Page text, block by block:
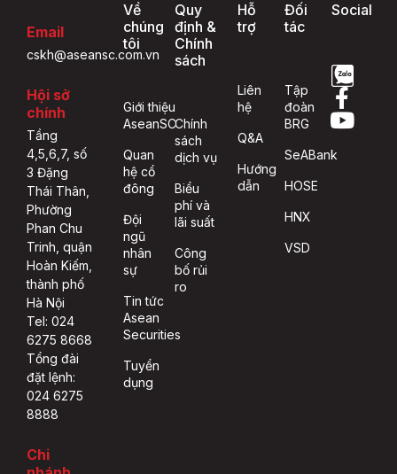
Email
cskh@aseansc.com.vn
Hội sở
chính
Tầng
4,5,6,7, số
3 Đặng
Thái Thân,
Phường
Phan Chu
Trinh, quận
Hoàn Kiếm,
thành phố
Hà Nội
Tel: 024
6275 8668
Tổng đài
đặt lệnh:
024 6275
8888
Chi
Về
chúng
tôi
Giới thiệu
AseanSC
Quan
hệ cổ
đông
Đội
ngũ
nhân
sự
Tin tức
Asean
Securities
Tuyển
dụng
Quy
định &
Chính
sách
Chính
sách
dịch vụ
Biểu
phí và
lãi suất
Công
bố rủi
ro
Hỗ
trợ
Liên
hệ
Q&A
Hướng
dẫn
Đối
tác
Tập
đoàn
BRG
SeABank
HOSE
HNX
VSD
Social